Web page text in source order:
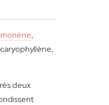
,
deux